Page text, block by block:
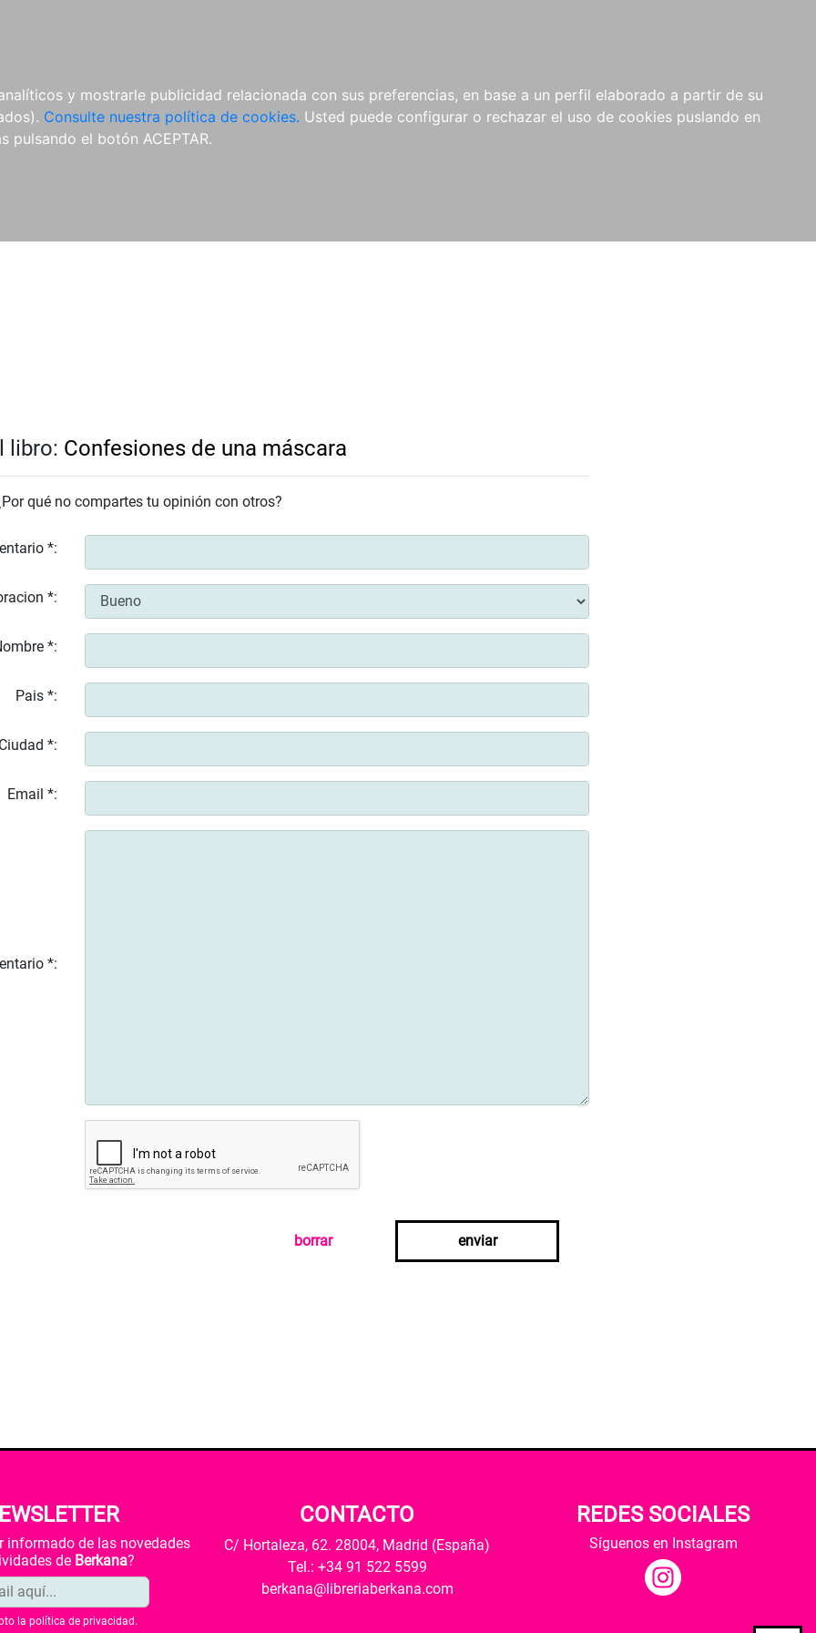
y mostrarle publicidad relacionada con sus preferencias, en base a un perfil elaborado a partir de su
Consulte nuestra política de cookies. Usted puede configurar o rechazar el uso de cookies puslando en
pulsando el botón ACEPTAR.
libro: Confesiones de una máscara
qué no compartes tu opinión con otros?
*:
*:
*:
Pais *:
*:
Email *:
*:
borrar enviar
informado de las novedades
de Berkana?
la política de privacidad .
CONTACTO
C/ Hortaleza, 62. 28004, Madrid (España)
Tel.: +34 91 522 5599
berkana@libreriaberkana.com
REDES SOCIALES
Síguenos en Instagram